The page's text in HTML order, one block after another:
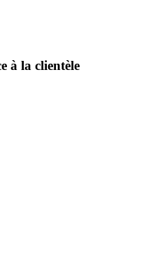
à la clientèle